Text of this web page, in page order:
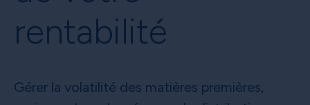
rentabilité
Gérer la volatilité des matières premières,